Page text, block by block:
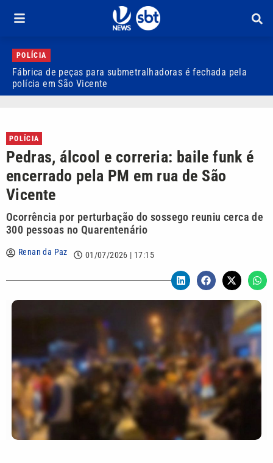
POLÍCIA
Fábrica de peças para submetralhadoras é fechada pela
polícia em São Vicente
POLÍCIA
Pedras, álcool e correria: baile funk é
encerrado pela PM em rua de São
Vicente
Ocorrência por perturbação do sossego reuniu cerca de
300 pessoas no Quarentenário
Renan da Paz 01/07/2026 | 17:15